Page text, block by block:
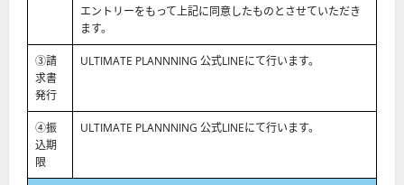
エントリーをもって上記に同意したものとさせていただき
ます。
③請
求書
発行
ULTIMATE PLANNNING 公式LINEにて行います。
④振
込期
限
ULTIMATE PLANNNING 公式LINEにて行います。